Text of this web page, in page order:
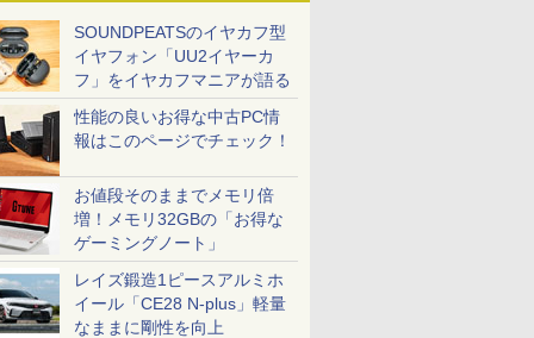
SOUNDPEATSのイヤカフ型
イヤフォン「UU2イヤーカ
フ」をイヤカフマニアが語る
性能の良いお得な中古PC情
報はこのページでチェック！
お値段そのままでメモリ倍
増！メモリ32GBの「お得な
ゲーミングノート」
レイズ鍛造1ピースアルミホ
イール「CE28 N-plus」軽量
なままに剛性を向上